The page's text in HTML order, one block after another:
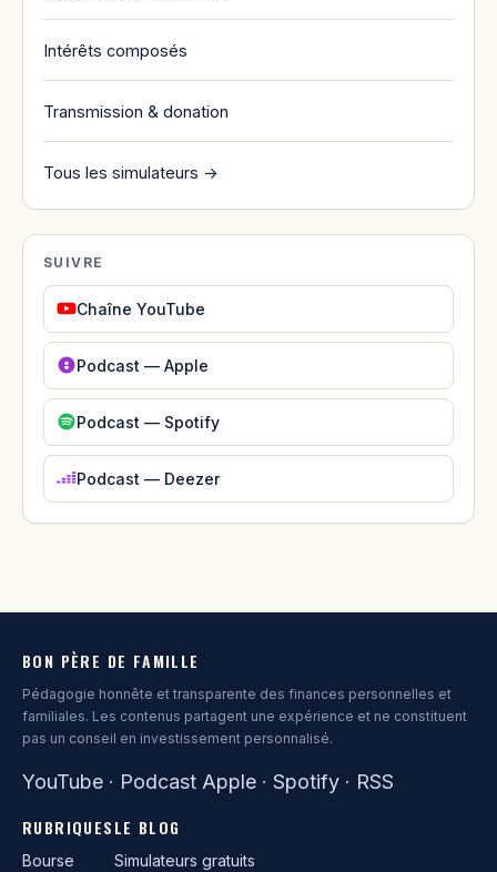
Intérêts composés
Transmission & donation
Tous les simulateurs →
SUIVRE
Chaîne YouTube
Podcast — Apple
Podcast — Spotify
Podcast — Deezer
BON PÈRE DE FAMILLE
Pédagogie honnête et transparente des finances personnelles et
familiales. Les contenus partagent une expérience et ne constituent
pas un conseil en investissement personnalisé.
YouTube · Podcast Apple · Spotify · RSS
RUBRIQUES
Bourse
LE BLOG
Simulateurs gratuits